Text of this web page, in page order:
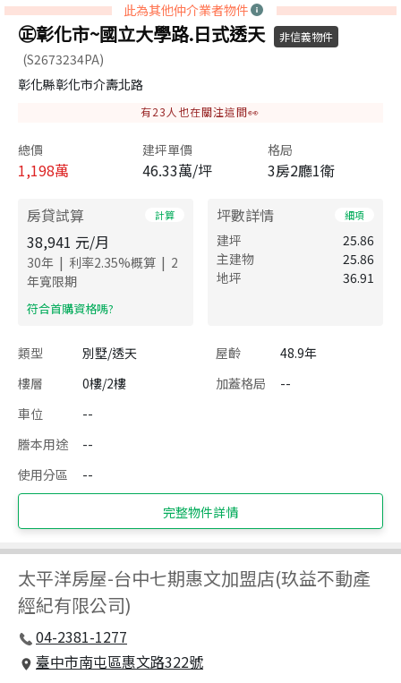
此為其他仲介業者物件
㊣彰化市~國立大學路.日式透天 非信義物件
(S2673234PA)
彰化縣彰化市介壽北路
有23 人也在關注這間👀
總價
1,198萬
建坪單價
46.33萬/坪
格局
3房2廳1衛
房貸試算 計算
38,941 元/月
30年 | 利率2.35%概算 | 2
年寬限期
​符合首購資格嗎?
坪數詳情 細項
建坪
25.86
主建物
25.86
地坪
36.91
類型 別墅/透天 屋齡
48.9年
樓層
0樓/2樓 加蓋格局
--
車位
--
謄本用途
--
使用分區
--
完整物件詳情
太平洋房屋-台中七期惠文加盟店(玖益不動產
經紀有限公司)
04-2381-1277
臺中市南屯區惠文路322號